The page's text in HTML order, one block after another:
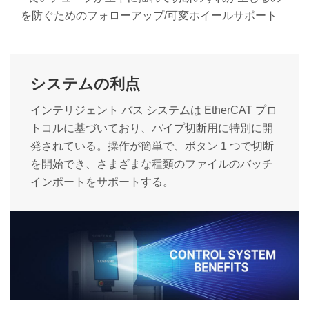
を防ぐためのフォローアップ/可変ホイールサポート
システムの利点
インテリジェント バス システムは EtherCAT プロ
トコルに基づいており、パイプ切断用に特別に開
発されている。操作が簡単で、ボタン 1 つで切断
を開始でき、さまざまな種類のファイルのバッチ
インポートをサポートする。